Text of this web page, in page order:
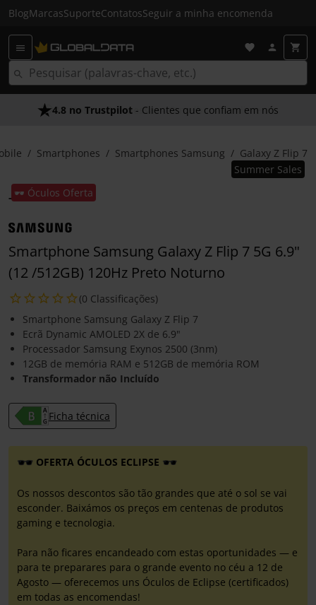
BlogMarcasSuporteContatosSeguir a minha encomenda
4.8 no Trustpilot - Clientes que confiam em nós
Smartphones Smartphones Samsung Galaxy Z Flip 7
🕶️ Óculos Oferta
Summer Sales
Smartphone Samsung Galaxy Z Flip 7 5G 6.9"
(12 /512GB) 120Hz Preto Noturno
(0 Classificações)
Smartphone Samsung Galaxy Z Flip 7
Ecrã Dynamic AMOLED 2X de 6.9"
Processador Samsung Exynos 2500 (3nm)
12GB de memória RAM e 512GB de memória ROM
Transformador não Incluído
Ficha técnica
OFERTA ÓCULOS ECLIPSE
Os nossos descontos são tão grandes que até o sol se vai
esconder. Baixámos os preços em centenas de produtos
gaming e tecnologia.
Para não ficares encandeado com estas oportunidades — e
para te preparares para o grande evento no céu a 12 de
Agosto — oferecemos uns Óculos de Eclipse (certificados)
em todas as encomendas!